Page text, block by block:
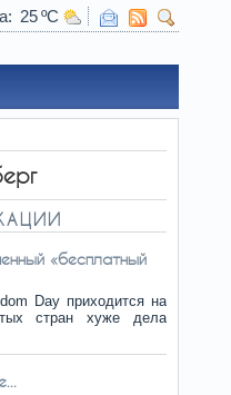
25
«бесплатный
Day приходится на
стран хуже дела